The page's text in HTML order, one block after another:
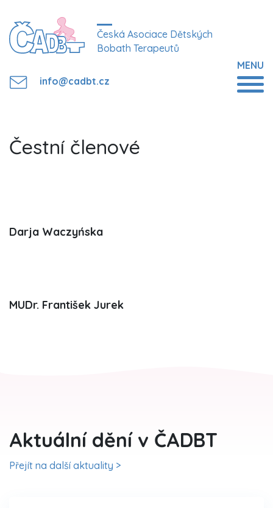
Česká Asociace Dětských
Bobath Terapeutů
info@cadbt.cz
MENU
Čestní členové
Darja Waczyńska
MUDr. František Jurek
Aktuální dění v ČADBT
Přejít na další aktuality >